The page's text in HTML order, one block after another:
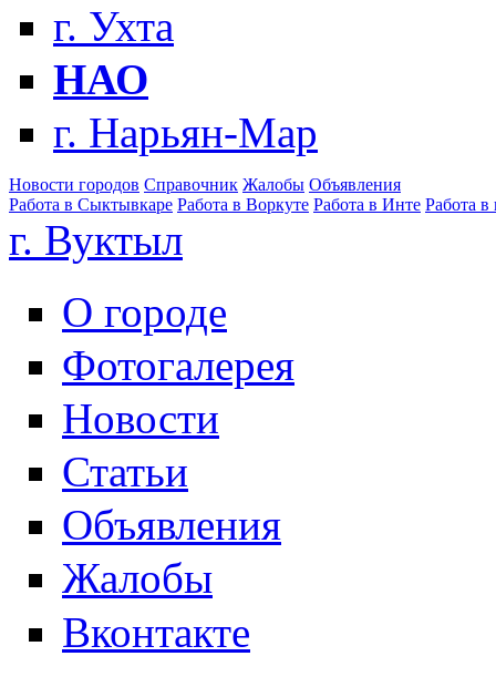
г. Ухта
НАО
г. Нарьян-Мар
Новости городов Справочник Жалобы Объявления
Работа в Сыктывкаре Работа в Воркуте Работа в Инте Работа в
г. Вуктыл
О городе
Фотогалерея
Новости
Статьи
Объявления
Жалобы
Вконтакте